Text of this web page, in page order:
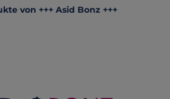
von +++ Asid Bonz +++